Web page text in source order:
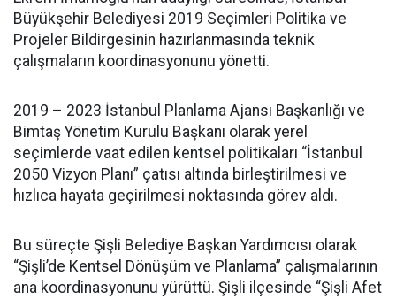
Büyükşehir Belediyesi 2019 Seçimleri Politika ve
Projeler Bildirgesinin hazırlanmasında teknik
çalışmaların koordinasyonunu yönetti.
2019 – 2023 İstanbul Planlama Ajansı Başkanlığı ve
Bimtaş Yönetim Kurulu Başkanı olarak yerel
seçimlerde vaat edilen kentsel politikaları “İstanbul
2050 Vizyon Planı” çatısı altında birleştirilmesi ve
hızlıca hayata geçirilmesi noktasında görev aldı.
Bu süreçte Şişli Belediye Başkan Yardımcısı olarak
“Şişli’de Kentsel Dönüşüm ve Planlama” çalışmalarının
ana koordinasyonunu yürüttü. Şişli ilçesinde “Şişli Afet